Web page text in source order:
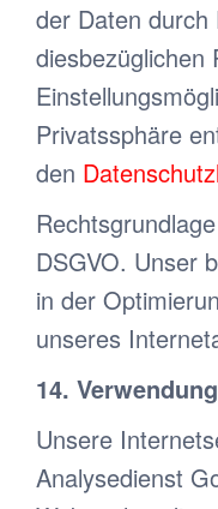
der Daten durch
diesbezüglichen
Privatssphäre
den
DSGVO. Unser
in der
unseres
14.
Unsere
Analysedienst